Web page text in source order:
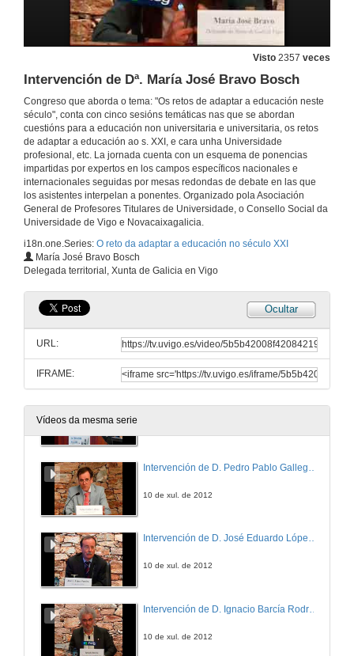
Visto 2357 veces
Intervención de Dª. María José Bravo Bosch
Congreso que aborda o tema: "Os retos de adaptar a educación neste
século", conta con cinco sesións temáticas nas que se abordan
cuestións para a educación non universitaria e universitaria, os retos
de adaptar a educación ao s. XXI, e cara unha Universidade
profesional, etc. La jornada cuenta con un esquema de ponencias
impartidas por expertos en los campos específicos nacionales e
internacionales seguidas por mesas redondas de debate en las que
los asistentes interpelan a ponentes. Organizado pola Asociación
General de Profesores Titulares de Universidade, o Consello Social da
Universidade de Vigo e Novacaixagalicia.
i18n.one.Series: O reto da adaptar a educación no século XXI
María José Bravo Bosch
Delegada territorial, Xunta de Galicia en Vigo
Ocultar
URL:
IFRAME:
Vídeos da mesma serie
10 de xul. de 2012
Presentación Sesión V : Hacia una Universidad profesional. ¿Y si pasamos de política?
10 de xul. de 2012
10 de xul. de 2012
10 de xul. de 2012
Intervención de D. José Eduardo López Pereira
10 de xul. de 2012
10 de xul. de 2012